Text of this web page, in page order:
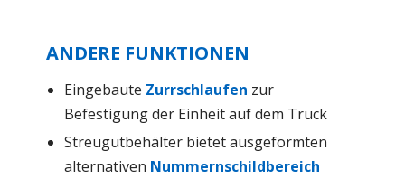
ANDERE FUNKTIONEN
Eingebaute Zurrschlaufen zur
Befestigung der Einheit auf dem Truck
Streugutbehälter bietet ausgeformten
alternativen Nummernschildbereich